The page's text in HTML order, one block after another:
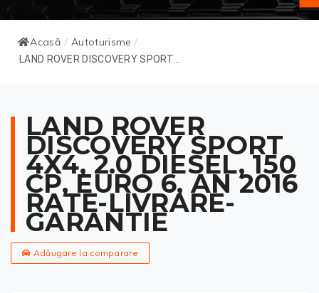
Acasă / Autoturisme /
LAND ROVER DISCOVERY SPORT...
LAND ROVER
DISCOVERY SPORT
4X4, 2.0 DIESEL, 150
CP, EURO 6, AN 2016
RATE-LIVRARE-
GARANTIE
Adăugare la comparare